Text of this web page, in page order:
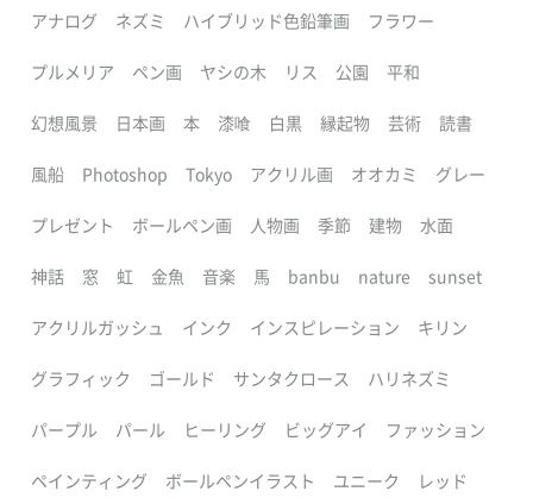
アナログ ネズミ ハイブリッド色鉛筆画 フラワー
プルメリア ペン画 ヤシの木 リス 公園 平和
幻想風景 日本画 本 漆喰 白黒 縁起物 芸術 読書
風船 Photoshop Tokyo アクリル画 オオカミ グレー
プレゼント ボールペン画 人物画 季節 建物 水面
神話 窓 虹 金魚 音楽 馬 banbu nature sunset
アクリルガッシュ インク インスピレーション キリン
グラフィック ゴールド サンタクロース ハリネズミ
パープル パール ヒーリング ビッグアイ ファッション
ペインティング ボールペンイラスト ユニーク レッド